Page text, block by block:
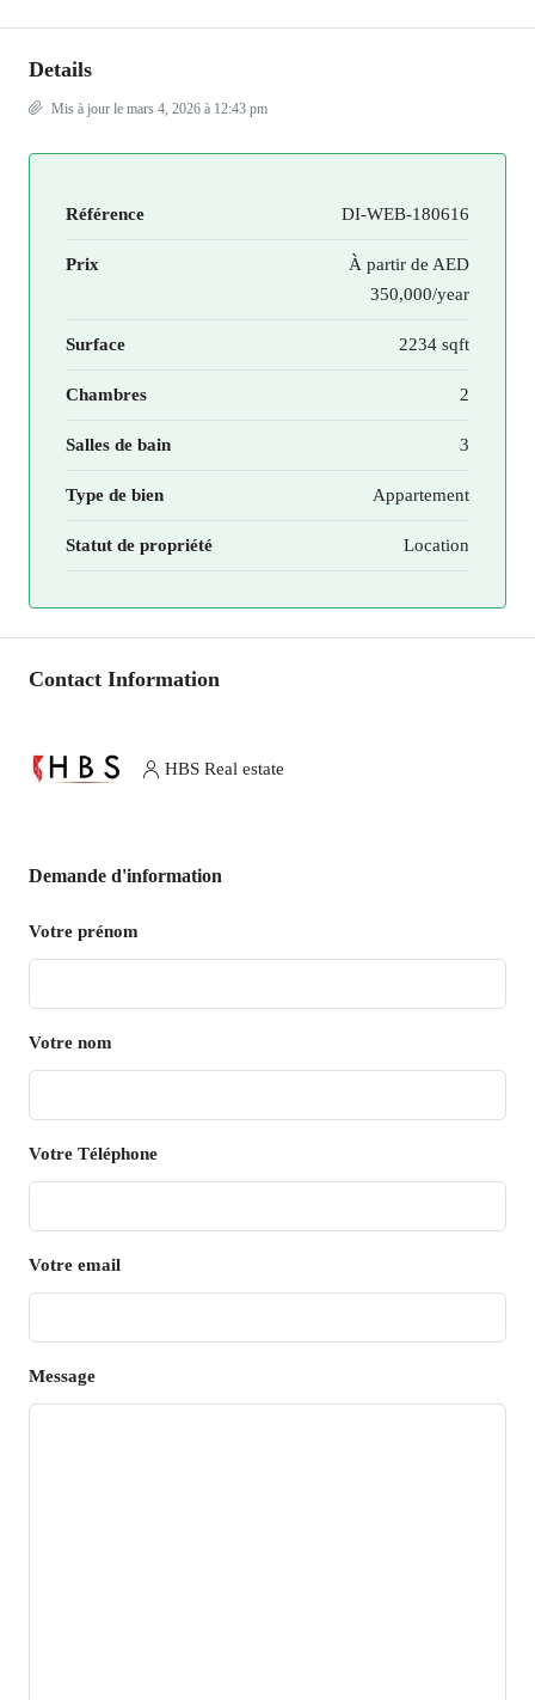
Details
Mis à jour le mars 4, 2026 à 12:43 pm
Référence DI-WEB-180616
Prix À partir de AED
350,000/year
Surface 2234 sqft
Chambres 2
Salles de bain 3
Type de bien Appartement
Statut de propriété Location
Contact Information
HBS Real estate
Demande d'information
Votre prénom
Votre nom
Votre Téléphone
Votre email
Message